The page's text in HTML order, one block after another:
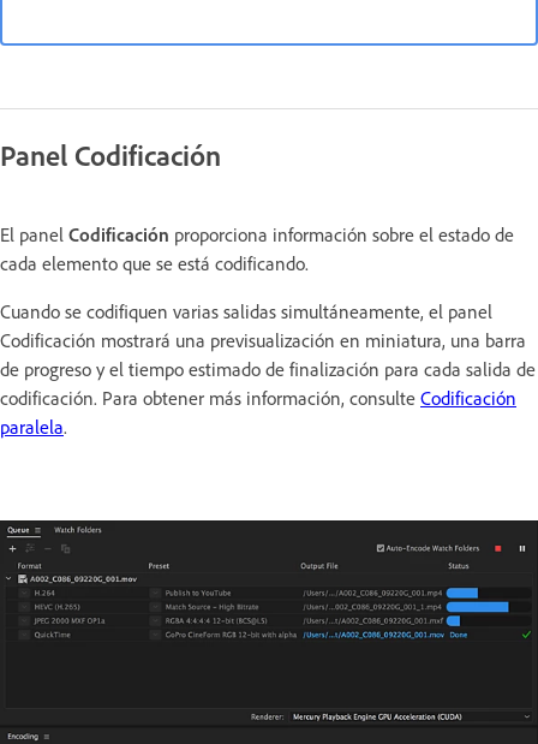
Panel Codificación
El panel Codificación proporciona información sobre el estado de
cada elemento que se está codificando.
Cuando se codifiquen varias salidas simultáneamente, el panel
Codificación mostrará una previsualización en miniatura, una barra
de progreso y el tiempo estimado de finalización para cada salida de
codificación. Para obtener más información, consulte Codificación
paralela.